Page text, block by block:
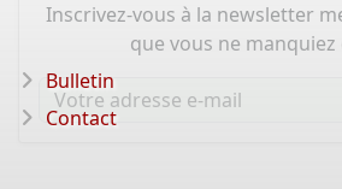
Inscrivez-vous à la newsletter
que vous ne manquiez
Bulletin
Contact